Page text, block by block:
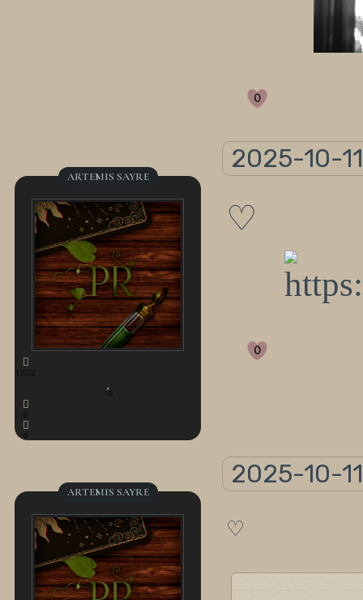
0
2025-10-
ARTEMIS SAYRE
13722
+0
♡
0
2025-10-
ARTEMIS SAYRE
♡